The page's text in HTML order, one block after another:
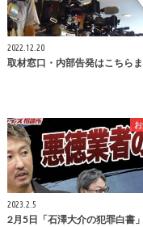
2022.12.20
取材窓口・内部告発はこちら
2023.2.5
2月5日「石澤大介の犯罪白書